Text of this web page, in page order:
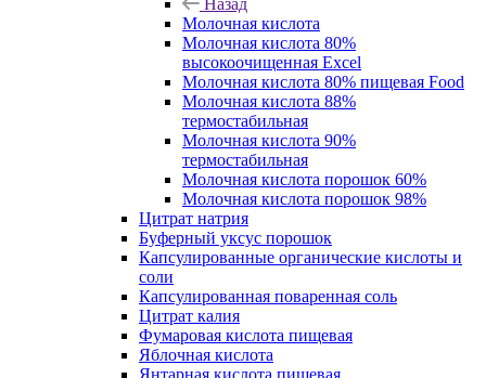
Молочная кислота
Молочная кислота 80%
высокоочищенная Excel
Молочная кислота 80% пищевая Food
Молочная кислота 88%
термостабильная
Молочная кислота 90%
термостабильная
Молочная кислота порошок 60%
Молочная кислота порошок 98%
Цитрат натрия
Буферный уксус порошок
Капсулированные органические кислоты и
соли
Капсулированная поваренная соль
Цитрат калия
Фумаровая кислота пищевая
Яблочная кислота
Янтарная кислота пищевая